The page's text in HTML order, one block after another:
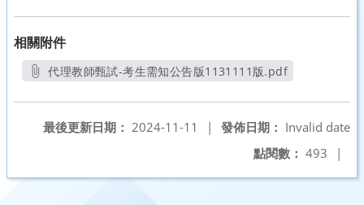
相關附件
代理教師甄試-考生需知公告版1131111版.pdf
發佈日期： Invalid date
最後更新日期： 2024-11-11
|
點閱數： 493 |